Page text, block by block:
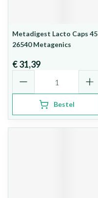
Metadigest Lacto Caps 45
26540 Metagenics
€ 31,39
Bestel